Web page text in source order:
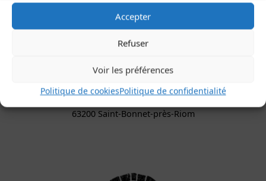
Accepter
Refuser
Voir les préférences
Politique de cookiesPolitique de confidentialité
Les Brayauds-CDMDT63
40 rue de la République
63200 Saint-Bonnet-près-Riom